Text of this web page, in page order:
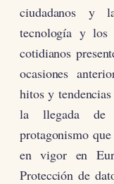
ciudadanos y
tecnología y los
cotidianos
ocasiones
hitos y
la llegada de
protagonismo
en vigor en
Protección de